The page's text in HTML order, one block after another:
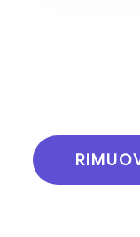
tuoi momenti